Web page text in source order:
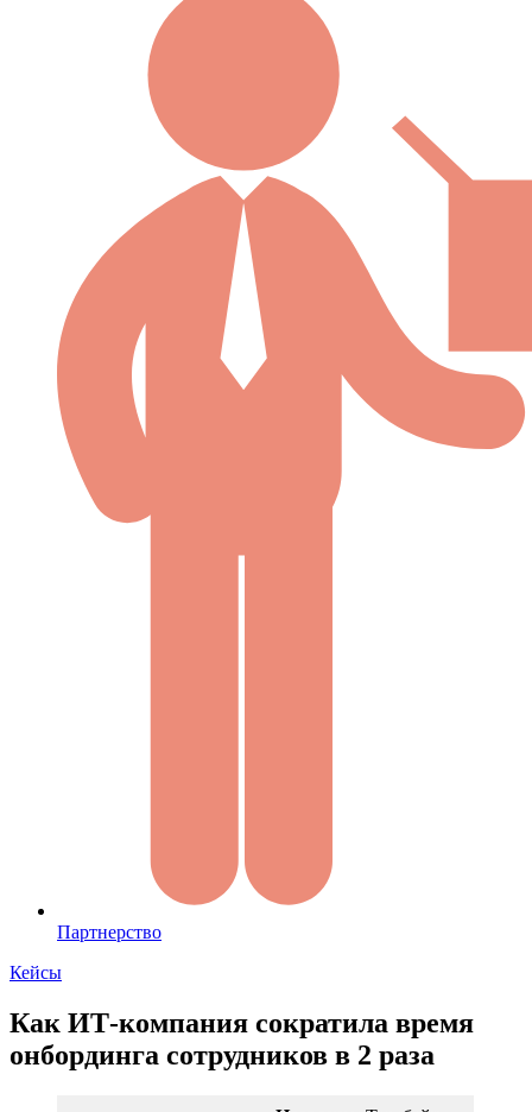
Партнерство
Кейсы
Как ИТ-компания сократила время
онбординга сотрудников в 2 раза